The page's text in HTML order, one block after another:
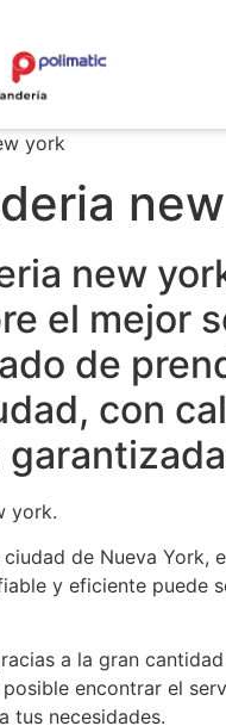
new
el mejor
de
con
york.
de Nueva York,
y eficiente puede
a la gran
encontrar el
tus necesidades.